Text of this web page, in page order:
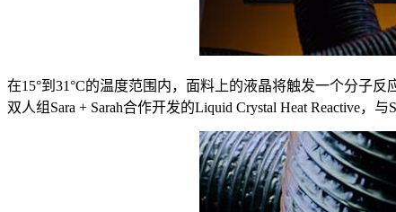
在15°到31°C的温度范围内，面料上的液晶将触发一个分子反
双人组Sara + Sarah合作开发的Liquid Crystal Heat Reactive，